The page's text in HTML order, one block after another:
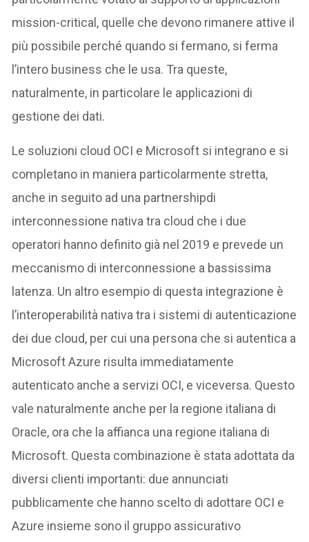
mission-critical, quelle che devono rimanere attive il
più possibile perché quando si fermano, si ferma
l’intero business che le usa. Tra queste,
naturalmente, in particolare le applicazioni di
gestione dei dati.
Le soluzioni cloud OCI e Microsoft si integrano e si
completano in maniera particolarmente stretta,
anche in seguito ad una partnershipdi
interconnessione nativa tra cloud che i due
operatori hanno definito già nel 2019 e prevede un
meccanismo di interconnessione a bassissima
latenza. Un altro esempio di questa integrazione è
l’interoperabilità nativa tra i sistemi di autenticazione
dei due cloud, per cui una persona che si autentica a
Microsoft Azure risulta immediatamente
autenticato anche a servizi OCI, e viceversa. Questo
vale naturalmente anche per la regione italiana di
Oracle, ora che la affianca una regione italiana di
Microsoft. Questa combinazione è stata adottata da
diversi clienti importanti: due annunciati
pubblicamente che hanno scelto di adottare OCI e
Azure insieme sono il gruppo assicurativo